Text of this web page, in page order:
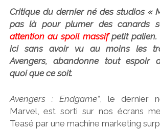
Critique du dernier né des studios «
pas là pour plumer des canards
attention au spoil massifpetit palien.
ici sans avoir vu au moins les
Avengers, abandonne tout espoir
quoi que ce soit.
Avengers : Endgame”, le dernier
Marvel, est sorti sur nos écrans
Teasé par une machine marketing